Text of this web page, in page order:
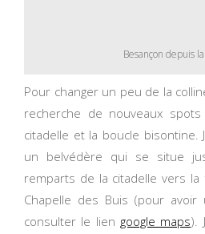
Besançon depuis
Pour changer un peu de la
recherche de nouveaux
citadelle et la boucle bisontine.
un belvédère qui se situe
remparts de la citadelle vers la
Chapelle des Buis (pour
consulter le lien google maps).